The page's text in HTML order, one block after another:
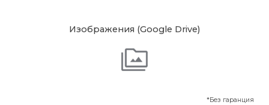
Изображения (Google Drive)
*Без гаранция